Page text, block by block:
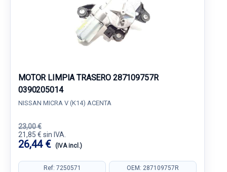
MOTOR LIMPIA TRASERO 287109757R
0390205014
NISSAN MICRA V (K14) ACENTA
23,00 €
21,85 € sin IVA.
26,44 € (IVA incl.)
Ref: 7250571 OEM: 287109757R